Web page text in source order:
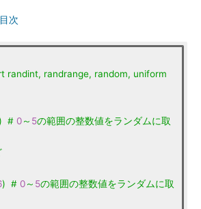
次
randint, randrange, random, uniform
) # 0～ 5の範囲の整数値をランダムに取
) # 0～ 5の範囲の整数値をランダムに取